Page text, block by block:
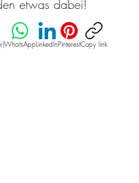
etwas dabei!
WhatsAppLinkedInPinterestCopy link